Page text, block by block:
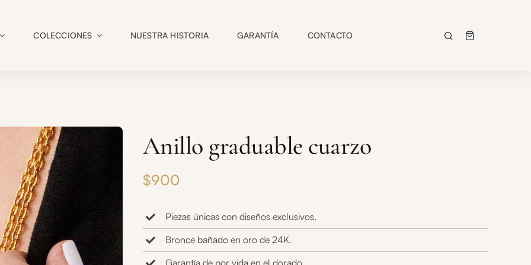
COLECCIONES NUESTRA HISTORIA GARANTÍA CONTACTO
Anillo graduable cuarzo
$900
Piezas únicas con diseños exclusivos.
Bronce bañado en oro de 24K.